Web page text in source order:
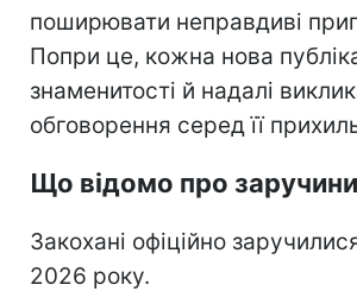
поширювати неправдиві
Попри це, кожна нова
знаменитості й надалі
обговорення серед її
Що відомо про
Закохані офіційно
2026 року.